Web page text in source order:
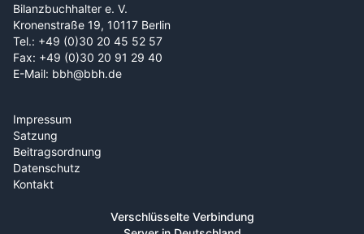
Bilanzbuchhalter e. V.
Kronenstraße 19, 10117 Berlin
Tel.: +49 (0)30 20 45 52 57
Fax: +49 (0)30 20 91 29 40
E-Mail: bbh@bbh.de
Impressum
Satzung
Beitragsordnung
Datenschutz
Kontakt
Verschlüsselte Verbindung